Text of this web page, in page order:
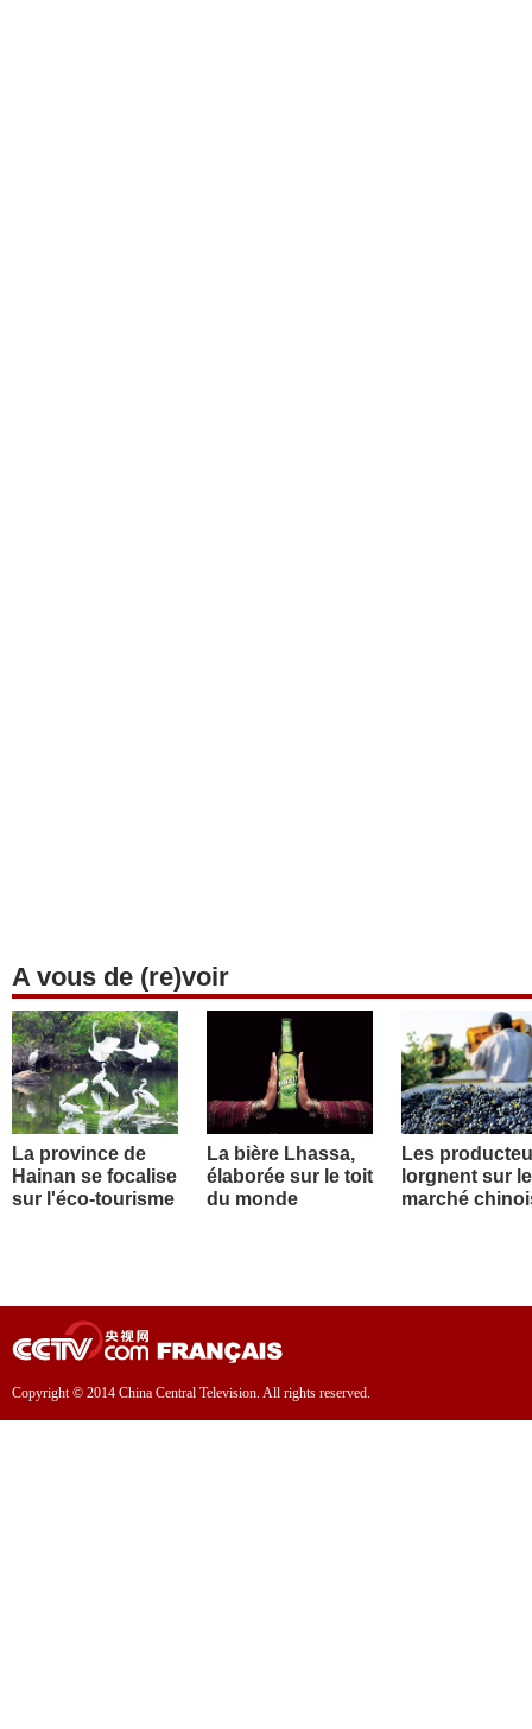
A vous de (re)voir
La province de
Hainan se focalise
sur l'éco-tourisme
La bière Lhassa,
élaborée sur le toit
du monde
Les
lorgnent sur le
marché
Copyright © 2014 China Central Television. All rights reserved.